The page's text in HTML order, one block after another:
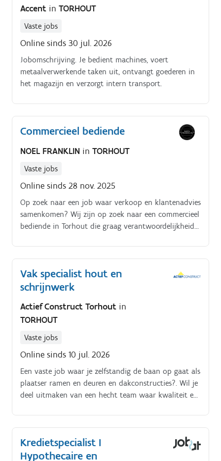
Accent in TORHOUT
Vaste jobs
Online sinds 30 jul. 2026
Jobomschrijving. Je bedient machines, voert
metaalverwerkende taken uit, ontvangt goederen in
het magazijn en verzorgt intern transport.
Commercieel bediende
NOEL FRANKLIN in TORHOUT
Vaste jobs
Online sinds 28 nov. 2025
Op zoek naar een job waar verkoop en klantenadvies
samenkomen? Wij zijn op zoek naar een commercieel
bediende in Torhout die graag verantwoordelijkheid
Vak specialist hout en
schrijnwerk
Actief Construct Torhout in
TORHOUT
Vaste jobs
Online sinds 10 jul. 2026
Een vaste job waar je zelfstandig de baan op gaat als
plaatser ramen en deuren en dakconstructies?. Wil je
deel uitmaken van een hecht team waar kwaliteit en
jouwe Als ervaren schrijnwerker werk je zelfstandig
aan uiteenlopende projecten Van het plaatsen van
ramen en deuren tot dakconstructies, steeds heb jij
Kredietspecialist I
Hypothecaire en